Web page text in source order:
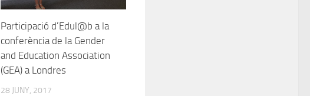
Participació d’Edul@b a la
conferència de la Gender
and Education Association
(GEA) a Londres
28 JUNY, 2017